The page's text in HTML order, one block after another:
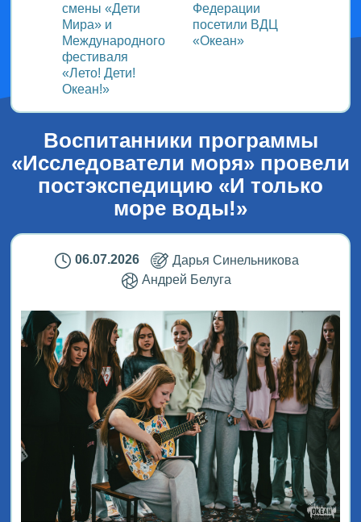
смены «Дети
Мира» и
Международного
фестиваля
«Лето! Дети!
Океан!»
Федерации
посетили ВДЦ
«Океан»
Воспитанники программы
«Исследователи моря» провели
постэкспедицию «И только
море воды!»
06.07.2026
Дарья Синельникова
Андрей Белуга